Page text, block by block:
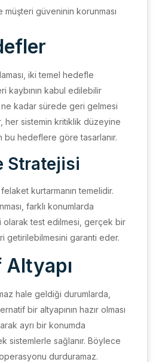
müşteri güveninin korunması
iki temel hedefle
kaybının kabul edilebilir
kadar sürede geri gelmesi
her sistemin kritiklik düzeyine
hedeflere göre tasarlanır.
Stratejisi
kurtarmanın temelidir.
farklı konumlarda
olarak test edilmesi, gerçek bir
getirilebilmesini garanti eder.
hale geldiği durumlarda,
bir altyapının hazır olması
ayrı bir konumda
sistemlerle sağlanır. Böylece
durduramaz.